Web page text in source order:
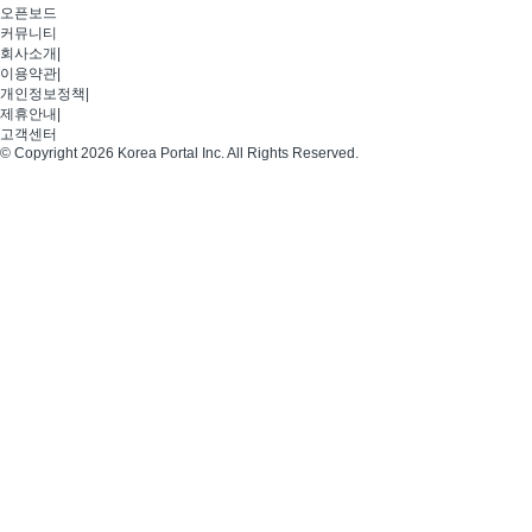
오픈보드
커뮤니티
회사소개
이용약관
개인정보정책
제휴안내
고객센터
© Copyright 2026 Korea Portal Inc. All Rights Reserved.